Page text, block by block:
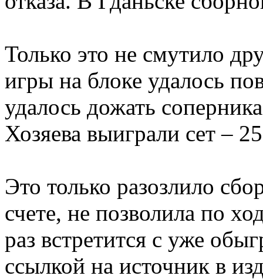
Только это не смутило
игры на блоке удалось
удалось дожать
Хозяева выиграли сет –
Это только разозлило
счете, не позволила по
раз встретится с уже
ссылкой на источник в